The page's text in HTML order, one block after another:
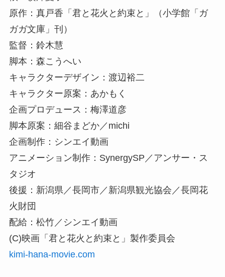
原作：真戸香「君と花火と約束と」（小学館「ガ
ガガ文庫」刊）
監督：鈴木慧
脚本：森こうへい
キャラクターデザイン：渡辺裕二
キャラクター原案：あかもく
企画プロデュース：梅澤道彦
脚本原案：細谷まどか／michi
企画制作：シンエイ動画
アニメーション制作：SynergySP／アンサー・ス
タジオ
後援：新潟県／長岡市／新潟県観光協会／長岡花
火財団
配給：松竹／シンエイ動画
(C)映画「君と花火と約束と」製作委員会
kimi-hana-movie.com